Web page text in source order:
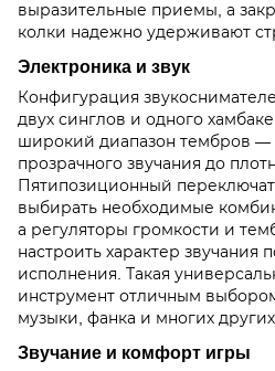
выразительные приемы, а
колки надежно удерживают
Электроника и звук
Конфигурация
двух синглов и одного
широкий диапазон тембров —
прозрачного звучания до
Пятипозиционный
выбирать необходимые
а регуляторы громкости и
настроить характер звучания
исполнения. Такая
инструмент отличным
музыки, фанка и многих
Звучание и комфорт игры